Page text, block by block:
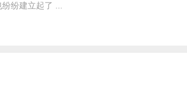
纷建立起了 ...